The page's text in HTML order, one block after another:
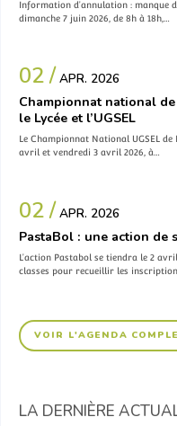
Information d’annulation : manque
dimanche 7 juin 2026, de 8h à 18h,…
02 / APR. 2026
Championnat national
le Lycée et l’UGSEL
Le Championnat National UGSEL
avril et vendredi 3 avril 2026, à…
02 / APR. 2026
PastaBol : une action de
L’action Pastabol se tiendra le 2
classes pour recueillir les
VOIR L'AGENDA
LA DERNIÈRE